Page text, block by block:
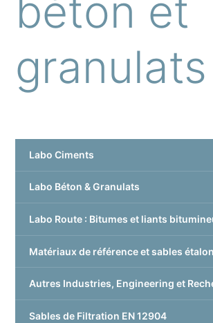
béton et
granulats
Labo Ciments
Labo Béton & Granulats
Labo Route : Bitumes et liants
Matériaux de référence et sables
Autres Industries, Engineering et
Sables de Filtration EN 12904